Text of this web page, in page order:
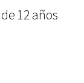
12 años